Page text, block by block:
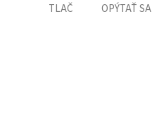
TLAČ OPÝTAŤ SA